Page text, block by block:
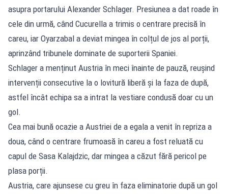
asupra portarului Alexander Schlager. Presiunea a dat roade în
cele din urmă, când Cucurella a trimis o centrare precisă în
careu, iar Oyarzabal a deviat mingea în colțul de jos al porții,
aprinzând tribunele dominate de suporterii Spaniei.
Schlager a menținut Austria în meci înainte de pauză, reușind
intervenții consecutive la o lovitură liberă și la faza de după,
astfel încât echipa sa a intrat la vestiare condusă doar cu un
gol.
Cea mai bună ocazie a Austriei de a egala a venit în repriza a
doua, când o centrare frumoasă în careu a fost reluată cu
capul de Sasa Kalajdzic, dar mingea a căzut fără pericol pe
plasa porții.
Austria, care ajunsese cu greu în faza eliminatorie după un gol